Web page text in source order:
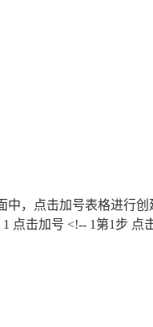
中，点击加号表格进行创
点击加号 <!-- 1第1步 点